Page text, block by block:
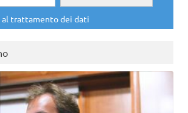
al trattamento dei dati